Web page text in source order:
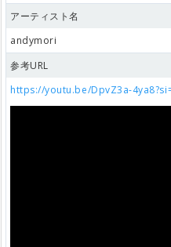
アーティスト名
andymori
参考URL
https://youtu.be/DpvZ3a-